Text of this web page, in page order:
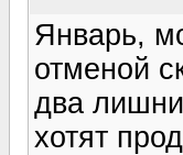
Январь,
отменой
два
хотят